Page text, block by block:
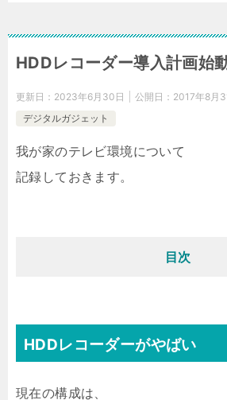
HDDレコーダー導入計画始
更新日： 2023年6月30日 公開日： 2017年8月
デジタルガジェット
我が家のテレビ環境について
記録しておきます。
目次
HDDレコーダーがやばい
現在の構成は、